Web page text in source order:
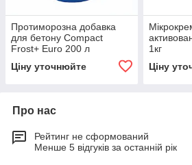
Протиморозна добавка
для бетону Compact
Frost+ Euro 200 л
Ціну уточнюйте
1кг
Ціну
Про нас
Рейтинг не сформований
Менше 5 відгуків за останній рік